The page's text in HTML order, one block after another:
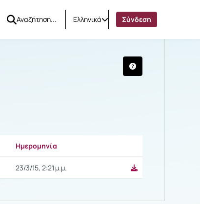
Ελληνικά Σύνδεση
Ημερομηνία
23/3/15, 2:21 μ.μ.